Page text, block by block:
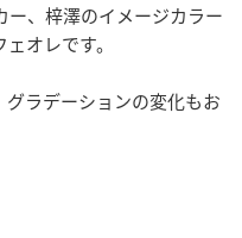
ー、梓澤のイメージカラー
オレです。
ラデーションの変化もお